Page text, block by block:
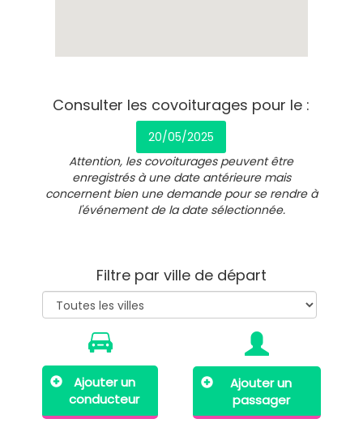
Consulter les covoiturages pour le :
20/05/2025
Attention, les covoiturages peuvent être
enregistrés à une date antérieure mais
concernent bien une demande pour se rendre à
l'événement de la date sélectionnée.
Filtre par ville de départ
Ajouter un
conducteur
Ajouter un
passager